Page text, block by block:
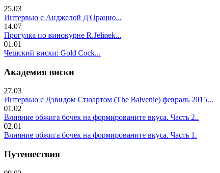
25.03
Интервью с Анджелой Д'Орацио...
14.07
Прогулка по винокурне R.Jelinek...
01.01
Чешский виски: Gold Cock...
Академия виски
27.03
Интервью с Дэвидом Стюартом (The Balvenie) февраль 2015...
01.02
Влияние обжига бочек на формированите вкуса. Часть 2..
02.01
Влияние обжига бочек на формированите вкуса. Часть 1.
Путешествия